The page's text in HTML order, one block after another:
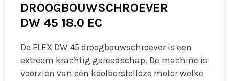
DROOGBOUWSCHROEVER
DW 45 18.0 EC
De FLEX DW 45 droogbouwschroever is een
extreem krachtig gereedschap. De machine is
voorzien van een koolborstelloze motor welke